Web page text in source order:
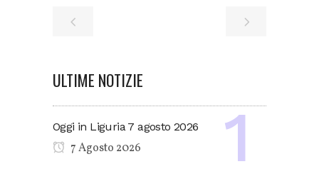
ULTIME NOTIZIE
Oggi in Liguria 7 agosto 2026
7 Agosto 2026